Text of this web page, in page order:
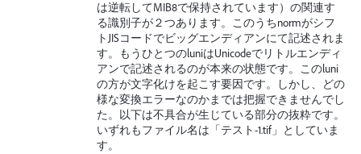
は逆転してMIB8で保持されています）の関連す
る識別子が２つあります。このうちnormがシフ
トJISコードでビッグエンディアンにて記述されま
す。もうひとつのluniはUnicodeでリトルエンディ
アンで記述されるのが本来の状態です。このluni
の方が文字化けを起こす要因です。しかし、どの
様な変換エラーなのかまでは把握できませんでし
た。以下は不具合が生じている部分の抜粋です。
いずれもファイル名は「テスト-1.tif」としていま
す。